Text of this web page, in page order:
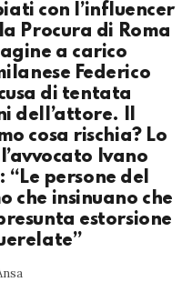
con l’influencer
Procura di Roma
a carico
Federico
di tentata
dell’attore. Il
cosa rischia? Lo
Ivano
“Le persone del
che insinuano che
estorsione